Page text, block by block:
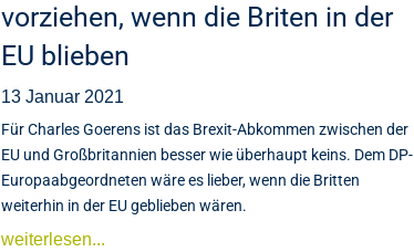
vorziehen, wenn die Briten in der
EU blieben
13 Januar 2021
Für Charles Goerens ist das Brexit-Abkommen zwischen der
EU und Großbritannien besser wie überhaupt keins. Dem DP-
Europaabgeordneten wäre es lieber, wenn die Britten
weiterhin in der EU geblieben wären.
weiterlesen...